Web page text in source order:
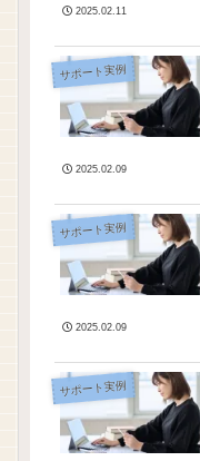
2025.02.11
サポート実例
2025.02.09
サポート実例
2025.02.09
サポート実例